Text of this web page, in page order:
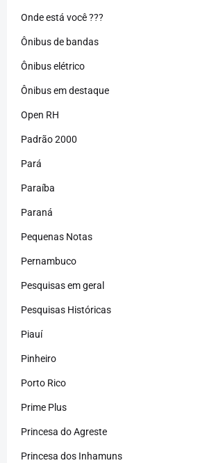
Onde está você ???
Ônibus de bandas
Ônibus elétrico
Ônibus em destaque
Open RH
Padrão 2000
Pará
Paraíba
Paraná
Pequenas Notas
Pernambuco
Pesquisas em geral
Pesquisas Históricas
Piauí
Pinheiro
Porto Rico
Prime Plus
Princesa do Agreste
Princesa dos Inhamuns